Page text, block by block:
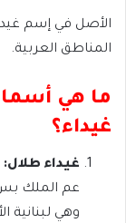
الأصل في إسم
المناطق العربية.
ما هي
غيداء؟
غيداء طلال:
عم الملك بس
وهي